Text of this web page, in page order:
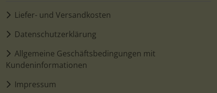
Liefer- und Versandkosten
Datenschutzerklärung
Allgemeine Geschäftsbedingungen mit
Kundeninformationen
Impressum